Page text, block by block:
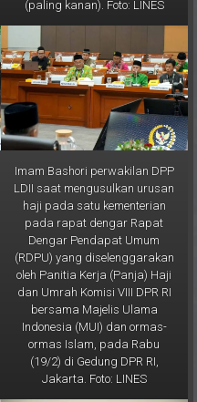
Imam Bashori perwakilan DPP
LDII saat mengusulkan urusan
haji pada satu kementerian
pada rapat dengar Rapat
Dengar Pendapat Umum
(RDPU) yang diselenggarakan
oleh Panitia Kerja (Panja) Haji
dan Umrah Komisi VIII DPR RI
bersama Majelis Ulama
Indonesia (MUI) dan ormas-
ormas Islam, pada Rabu
(19/2) di Gedung DPR RI,
Jakarta. Foto: LINES